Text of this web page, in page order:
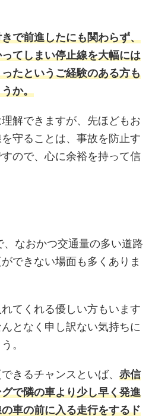
で前進したにも関わらず、
てしまい停止線を大幅には
たというご経験のある方も
か。
解できますが、先ほどもお
守ることは、事故を防止す
ので、心に余裕を持って信
なおかつ交通量の多い道路
できない場面も多くありま
てくれる優しい方もいます
となく申し訳ない気持ちに
。
きるチャンスといば、 赤信
で隣の車より少し早く発進
車の前に入る走行をするド